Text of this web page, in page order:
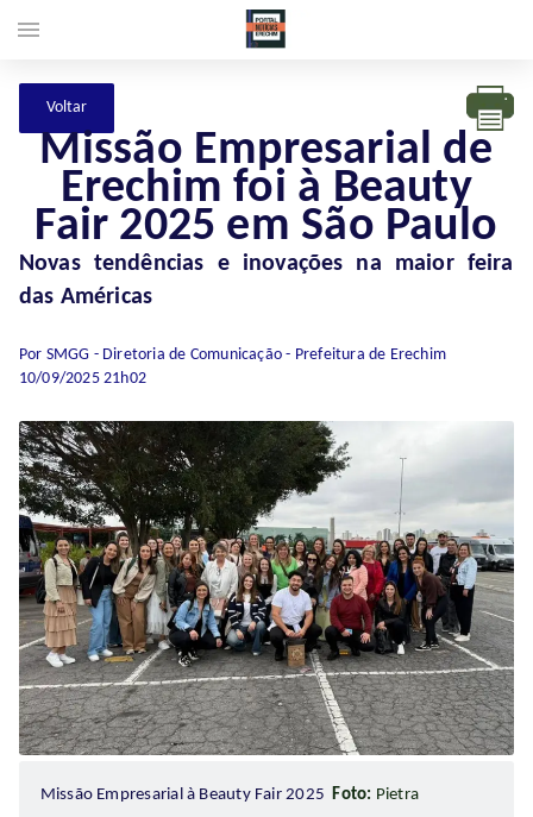
Missão Empresarial de
Erechim foi à Beauty
Fair 2025 em São Paulo
Novas tendências e inovações na maior feira
das Américas
Por SMGG - Diretoria de Comunicação - Prefeitura de Erechim
10/09/2025 21h02
Missão Empresarial à Beauty Fair 2025 Foto: Pietra
menu